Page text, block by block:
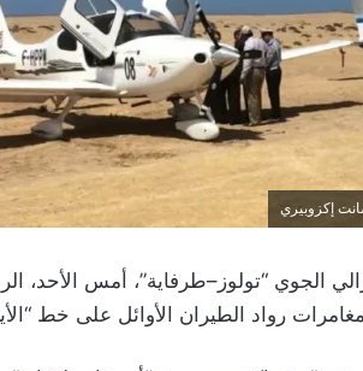
إكزوبيري
الجوي “تولوز–طرفاية”، أمس الأحد،
رواد الطيران الأوائل على خط